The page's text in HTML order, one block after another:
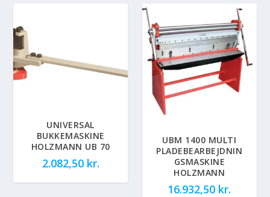
UNIVERSAL
BUKKEMASKINE
HOLZMANN UB 70
2.082,50 kr.
UBM 1400 MULTI
PLADEBEARBEJDNIN
GSMASKINE
HOLZMANN
16.932,50 kr.